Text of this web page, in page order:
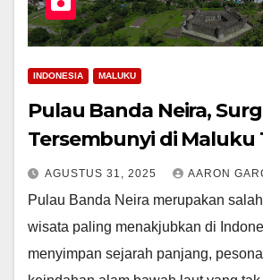
INDONESIA MALUKU
Pulau Banda Neira,
Tersembunyi di Maluku
AGUSTUS 31, 2025 AARON
Pulau Banda Neira merupakan
wisata paling menakjubkan di
menyimpan sejarah panjang,